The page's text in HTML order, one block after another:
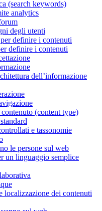
(search keywords)
analytics
degli utenti
definire i contenuti
definire i contenuti
dell’informazione
(content type)
e tassonomie
le persone sul web
un linguaggio semplice
localizzazione dei contenuti